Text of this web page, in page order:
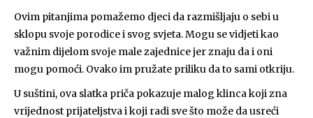
Ovim pitanjima pomažemo djeci da razmišljaju o sebi u
sklopu svoje porodice i svog svjeta. Mogu se vidjeti kao
važnim dijelom svoje male zajednice jer znaju da i oni
mogu pomoći. Ovako im pružate priliku da to sami otkriju.
U suštini, ova slatka priča pokazuje malog klinca koji zna
vrijednost prijateljstva i koji radi sve što može da usreći